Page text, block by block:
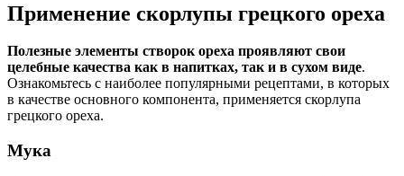
Применение скорлупы грецкого ореха
Полезные элементы створок ореха проявляют свои
целебные качества как в напитках, так и в сухом виде.
Ознакомьтесь с наиболее популярными рецептами, в которых
в качестве основного компонента, применяется скорлупа
грецкого ореха.
Мука